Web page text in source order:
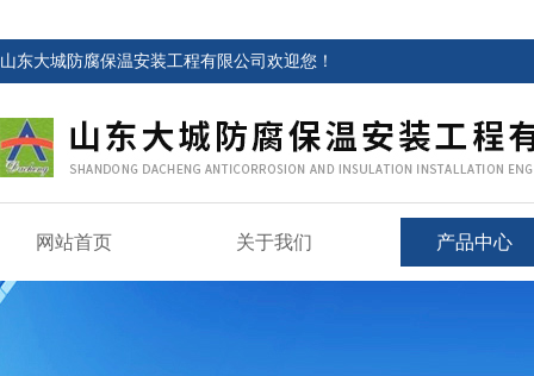
山东大城防腐保温安装工程有限公司欢迎您！
网站首页 关于我们 产品中心